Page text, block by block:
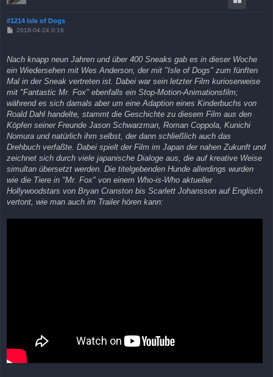
#1214 Isle of Dogs
B
r
g
2018-04-24 0:16
Nach knapp neun Jahren und über 400 Sneaks gab es in dieser Woche
ein Wiedersehen mit Wes Anderson, der mit "Isle of Dogs" zum fünften
Mal in der Sneak vertreten ist. Dabei war sein letzter Film kurioserweise
mit "Fantastic Mr. Fox" ebenfalls ein Stop-Motion-Animationsfilm;
während es sich damals aber um eine Adaption eines Kinderbuchs von
Roald Dahl handelte, stammt die Geschichte zu diesem Film aus den
Köpfen seiner Freunde Jason Schwarzman, Roman Coppola, Kunichi
Nomura und natürlich ihm selbst, der dann schließlich auch das
Drehbuch verfaßte. Dabei spielt der Film im Japan der nahen Zukunft und
zeichnet sich durch viele japanische Dialoge aus, die auf kreative Weise
simultan übersetzt werden. Die titelgebenden Hunde allerdings wurden
wie die Tiere in "Mr. Fox" von einem Who-is-Who aktueller
Hollywoodstars von Bryan Cranston bis Scarlett Johansson auf Englisch
vertont, wie man auch im Trailer hören kann: